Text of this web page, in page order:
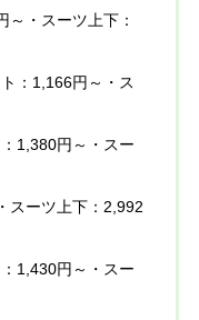
～・スーツ上下：
：1,166円～・ス
1,380円～・スー
スーツ上下：2,992
1,430円～・スー